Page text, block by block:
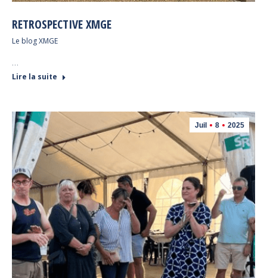
RETROSPECTIVE XMGE
Le blog XMGE
…
Lire la suite
Juil 8 2025